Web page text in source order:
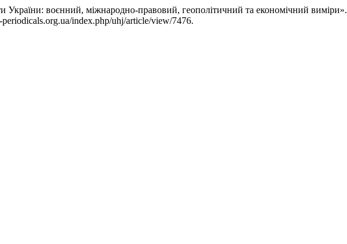
України: воєнний, міжнародно-правовий, геополітичний та економічний виміри».
index.php/uhj/article/view/7476.